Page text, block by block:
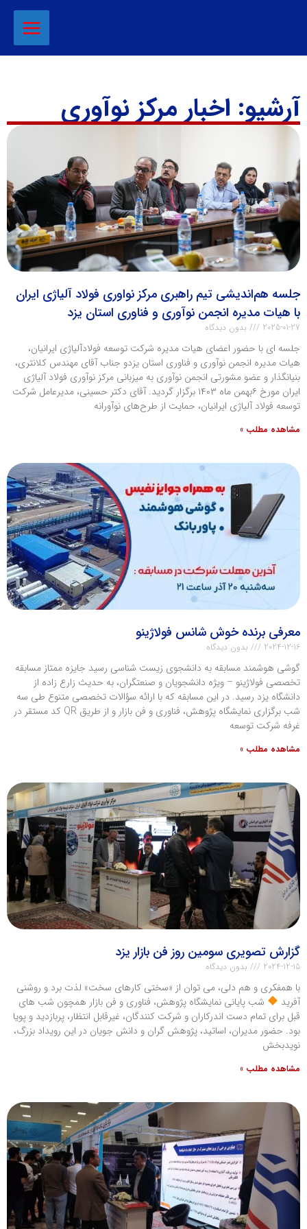
آرشیو: اخبار مرکز نوآوری
جلسه هم‌اندیشی تیم راهبری مرکز نواوری فولاد آلیاژی ایران
با هیات مدیره انجمن نوآوری و فناوری استان یزد
2025-01-27 بدون دیدگاه
جلسه ای با حضور اعضای هیات مدیره شرکت توسعه فولادآلیاژی ایرانیان،
هیات مدیره انجمن نوآوری و فناوری استان یزدو جناب آقای مهندس کلانتری،
بنیانگذار و عضو مشورتی انجمن نوآوری به میزبانی مرکز نوآوری فولاد آلیاژی
ایران مورخ ۶بهمن ماه ۱۴۰۳ برگزار گردید. آقای دکتر حسینی، مدیرعامل شرکت
توسعه فولاد آلیاژی ایرانیان، حمایت از طرح‌های نوآورانه
مشاهده مطلب »
معرفی برنده خوش شانس فولاژینو
2024-12-16 بدون دیدگاه
گوشی هوشمند مسابقه به دانشجوی زیست شناسی رسید جایزه ممتاز مسابقه
تخصصی فولاژینو – ویژه دانشجویان و صنعتگران، به حدیث زارع زاده از
دانشگاه یزد رسید. در این مسابقه که با ارائه سؤالات تخصصی متنوع طی سه
شب برگزاری نمایشگاه پژوهش، فناوری و فن بازار و از طریق QR کد مستقر در
غرفه شرکت توسعه
مشاهده مطلب »
گزارش تصویری سومین روز فن بازار یزد
2024-12-15 بدون دیدگاه
با همفکری و هم دلی، می توان از «سختی کارهای سخت» لذت برد و روشنی
آفرید
شب پایانی نمایشگاه پژوهش، فناوری و فن بازار همچون شب های
قبل برای تمام دست اندرکاران و شرکت کنندگان، غیرقابل انتظار، پربازدید و پویا
بود. حضور مدیران، اساتید، پژوهش گران و دانش جویان در این رویداد بزرگ،
نویدبخش
مشاهده مطلب »